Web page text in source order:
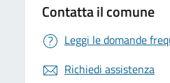
Contatta il comune
Leggi le domande
Richiedi assistenza